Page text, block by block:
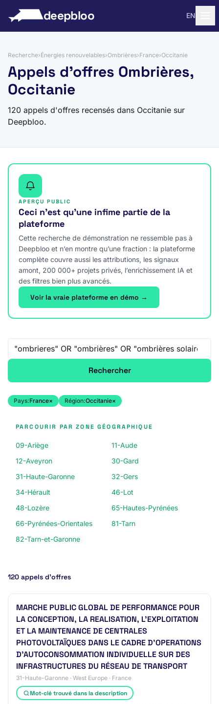
deepbloo EN
Recherche›Énergies renouvelables›Ombrières›France›Occitanie
Appels d'offres Ombrières,
Occitanie
120 appels d'offres recensés dans Occitanie sur
Deepbloo.
APERÇU PUBLIC
Ceci n’est qu’une infime partie de la
plateforme
Cette recherche de démonstration ne ressemble pas à
Deepbloo et n’en montre qu’une fraction : la plateforme
complète couvre aussi les attributions, les signaux
amont, 200 000+ projets privés, l’enrichissement IA et
des filtres bien plus avancés.
Voir la vraie plateforme en démo →
Recherche libre
Rechercher
Pays:France× Région:Occitanie×
PARCOURIR PAR ZONE GÉOGRAPHIQUE
09-Ariège
11-Aude
12-Aveyron
30-Gard
31-Haute-Garonne
32-Gers
34-Hérault
46-Lot
48-Lozère
65-Hautes-Pyrénées
66-Pyrénées-Orientales
81-Tarn
82-Tarn-et-Garonne
120 appels d’offres
MARCHE PUBLIC GLOBAL DE PERFORMANCE POUR
LA CONCEPTION, LA REALISATION, L'EXPLOITATION
ET LA MAINTENANCE DE CENTRALES
PHOTOVOLTAÏQUES DANS LE CADRE D'OPERATIONS
D'AUTOCONSOMMATION INDIVIDUELLE SUR DES
INFRASTRUCTURES DU RÉSEAU DE TRANSPORT
31-Haute-Garonne · West Europe · France
Mot-clé trouvé dans la description